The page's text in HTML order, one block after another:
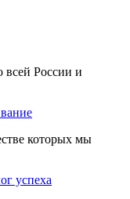
всей России и
которых мы
успеха